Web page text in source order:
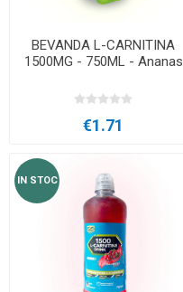
BEVANDA L-CARNITINA
1500MG - 750ML - Ananas
€1.71
IN STOC